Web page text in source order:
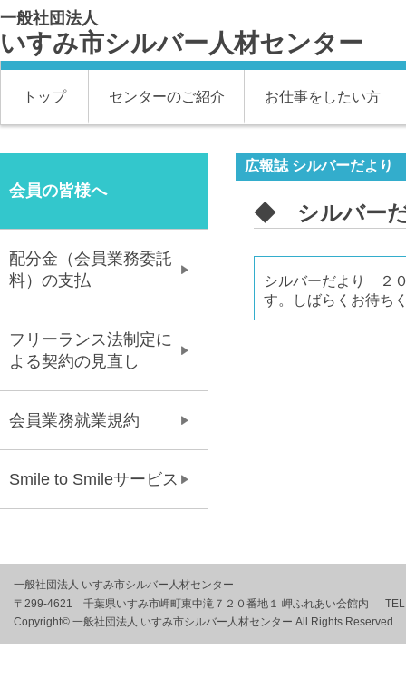
一般社団法人
いすみ市シルバー人材センター
トップ センターのご紹介 お仕事をしたい方
広報誌 シルバーだより
◆ シルバー
シルバーだより ２
す。しばらくお待ち
会員の皆様へ
配分金（会員業務委託
料）の支払
フリーランス法制定に
よる契約の見直し
会員業務就業規約
Smile to Smileサービス
一般社団法人 いすみ市シルバー人材センター
〒299-4621 千葉県いすみ市岬町東中滝７２０番地１ 岬ふれあい会館内
Copyright© 一般社団法人 いすみ市シルバー人材センター All Rights Reserved.